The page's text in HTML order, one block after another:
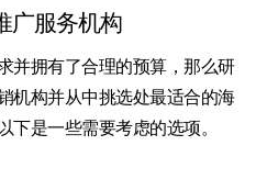
广服务机构
并拥有了合理的预算，那么研
机构并从中挑选处最适合的海
下是一些需要考虑的选项。